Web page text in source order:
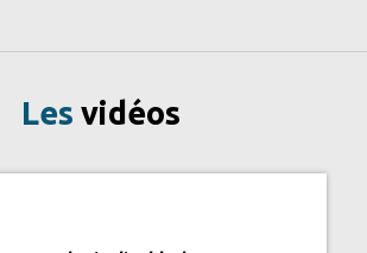
Exposition découverte
Les vidéos